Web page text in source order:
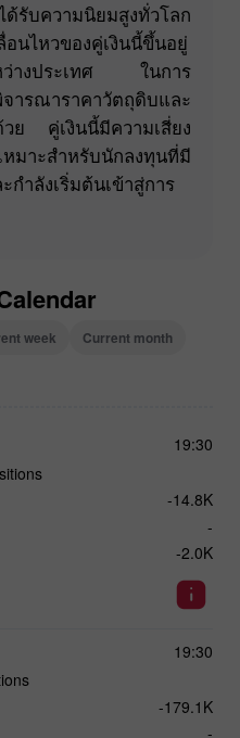
ด้รับความนิยมสูงทั่วโลก
นไหวของคู่เงินนี้ขึ้นอยู่
ว่างประเทศ ในการ
ารณาราคาวัตถุดิบและ
ย คู่เงินนี้มีความเสี่ยง
ำหรับนักลงทุนที่มี
ำลังเริ่มต้นเข้าสู่การ
week Current month
19:30
-14.8K
-
-2.0K
19:30
-179.1K
-